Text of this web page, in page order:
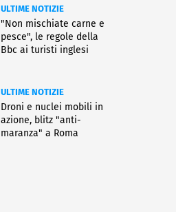
ULTIME NOTIZIE
"Non mischiate carne e
pesce", le regole della
Bbc ai turisti inglesi
ULTIME NOTIZIE
Droni e nuclei mobili in
azione, blitz "anti-
maranza" a Roma